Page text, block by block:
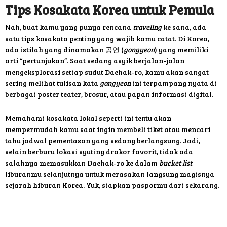
Tips Kosakata Korea untuk Pemula
Nah, buat kamu yang punya rencana travelingke sana, ada
satu tips kosakata penting yang wajib kamu catat. Di Korea,
ada istilah yang dinamakan 공연 (gongyeon) yang memiliki
arti “pertunjukan”. Saat sedang asyik berjalan-jalan
mengeksplorasi setiap sudut Daehak-ro, kamu akan sangat
sering melihat tulisan kata gongyeonini terpampang nyata di
berbagai poster teater, brosur, atau papan informasi digital.
Memahami kosakata lokal seperti ini tentu akan
mempermudah kamu saat ingin membeli tiket atau mencari
tahu jadwal pementasan yang sedang berlangsung. Jadi,
selain berburu lokasi syuting drakor favorit, tidak ada
salahnya memasukkan Daehak-ro ke dalam bucket list
liburanmu selanjutnya untuk merasakan langsung magisnya
sejarah hiburan Korea. Yuk, siapkan paspormu dari sekarang.